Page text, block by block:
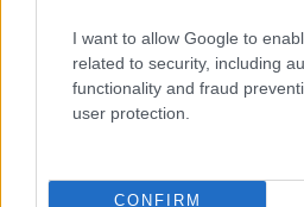
I want to allow Google to
related to security, including
functionality and fraud
user protection.
CONFIRM
Τα σχολιά σας δημοσιεύονται άμεσα
ΕΘΝΟΣ θα παρεμβαίνει και τα
διαγράφονται